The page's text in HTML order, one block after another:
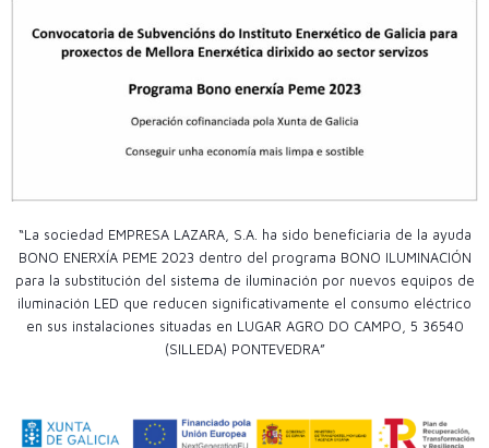
“La sociedad EMPRESA LAZARA, S.A. ha sido beneficiaria de la ayuda
BONO ENERXÍA PEME 2023 dentro del programa BONO ILUMINACIÓN
para la substitución del sistema de iluminación por nuevos equipos de
iluminación LED que reducen significativamente el consumo eléctrico
en sus instalaciones situadas en LUGAR AGRO DO CAMPO, 5 36540
(SILLEDA) PONTEVEDRA”